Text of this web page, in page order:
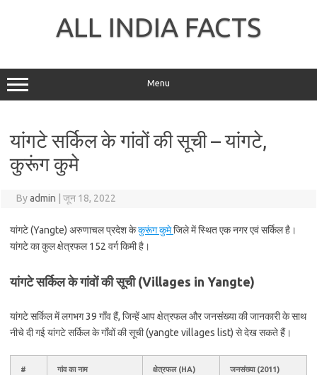
ALL INDIA FACTS
Menu
यांगटे सर्किल के गांवों की सूची – यांगटे,
कुरूंग कुमे
Byadmin जून 18, 2022
यांगटे (Yangte) अरुणाचल प्रदेश केकुरूंग कुमेजिले में स्थित एक नगर एवं सर्किल है।
यांगटे का कुल क्षेत्रफल 152 वर्ग किमी है।
यांगटे सर्किल के गांवों की सूची (Villages in Yangte)
यांगटे सर्किल में लगभग 39 गाँव हैं, जिन्हें आप क्षेत्रफल और जनसंख्या की जानकारी के साथ
नीचे दी गई यांगटे सर्किल के गाँवों की सूची (yangte villages list) से देख सकते हैं।
# गांव का नाम क्षेत्रफल (HA) जनसंख्या (2011)